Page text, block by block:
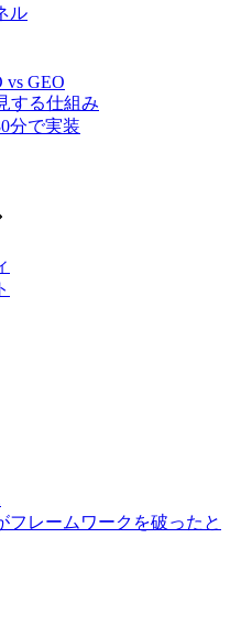
ル
vs GEO
する仕組み
分で実装
フレームワークを破ったと